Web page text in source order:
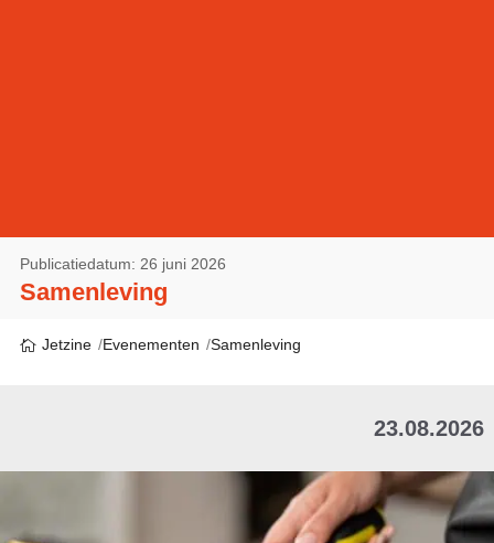
Samenleving
Publicatiedatum: 26 juni 2026
Jetzine Evenementen Samenleving
23.08.2026